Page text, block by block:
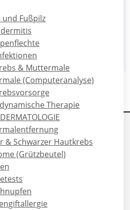
und Fußpilz
& Muttermale
(Computeranalyse)
Therapie
& Schwarzer Hautkrebs
(Grützbeutel)
Januar 2024
am Neuen Wall